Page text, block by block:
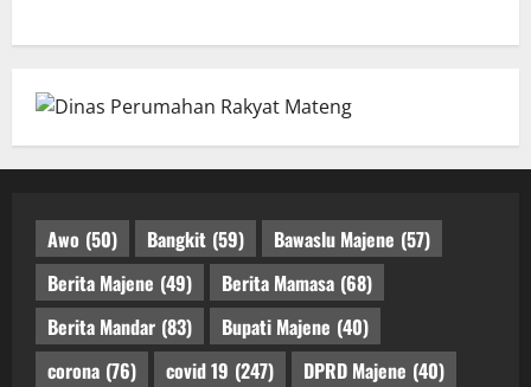
Awo (50) Bangkit (59) Bawaslu Majene (57)
Berita Majene (49) Berita Mamasa (68)
Berita Mandar (83) Bupati Majene (40)
corona (76) covid 19 (247) DPRD Majene (40)